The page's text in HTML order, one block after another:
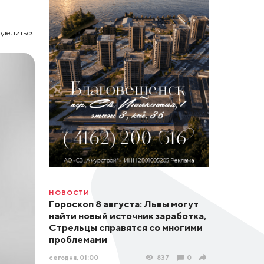
НОВОСТИ
Гороскоп 8 августа: Львы могут
найти новый источник заработка,
Стрельцы справятся со многими
проблемами
сегодня, 01:00 837 0